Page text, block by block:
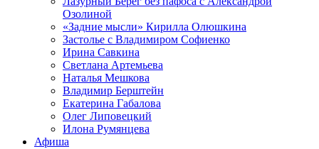
Озолиной
«Задние мысли» Кирилла Олюшкина
Застолье с Владимиром Софиенко
Ирина Савкина
Светлана Артемьева
Наталья Мешкова
Владимир Берштейн
Екатерина Габалова
Олег Липовецкий
Илона Румянцева
Афиша